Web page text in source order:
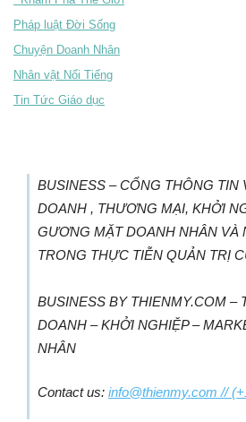
Pháp luật Đời Sống
Chuyện Doanh Nhân
Nhân vật Nổi Tiếng
Tin Tức Giáo dục
BUSINESS – CỔNG THÔNG TIN
DOANH , THƯƠNG MẠI, KHỞI
GƯƠNG MẶT DOANH NHÂN VÀ
TRONG THỰC TIỄN QUẢN TRỊ
BUSINESS BY THIENMY.COM –
DOANH – KHỞI NGHIỆP –
NHÂN
Contact us: info@thienmy.com //